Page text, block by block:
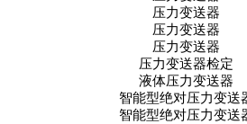
压力变送器
压力变送器
压力变送器
压力变送器检定
液体压力变送器
智能型绝对压力变送
智能型绝对压力变送